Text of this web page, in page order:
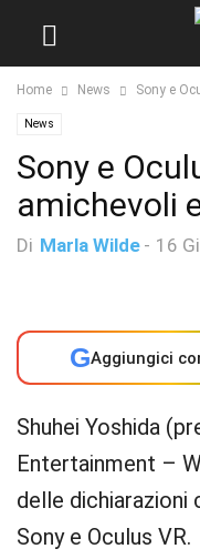
Home News Sony e
News
Sony e
amichevoli
Di Marla Wilde - 16
GAggiungici
Shuhei Yoshida
Entertainment –
delle dichiarazioni
Sony e Oculus VR.